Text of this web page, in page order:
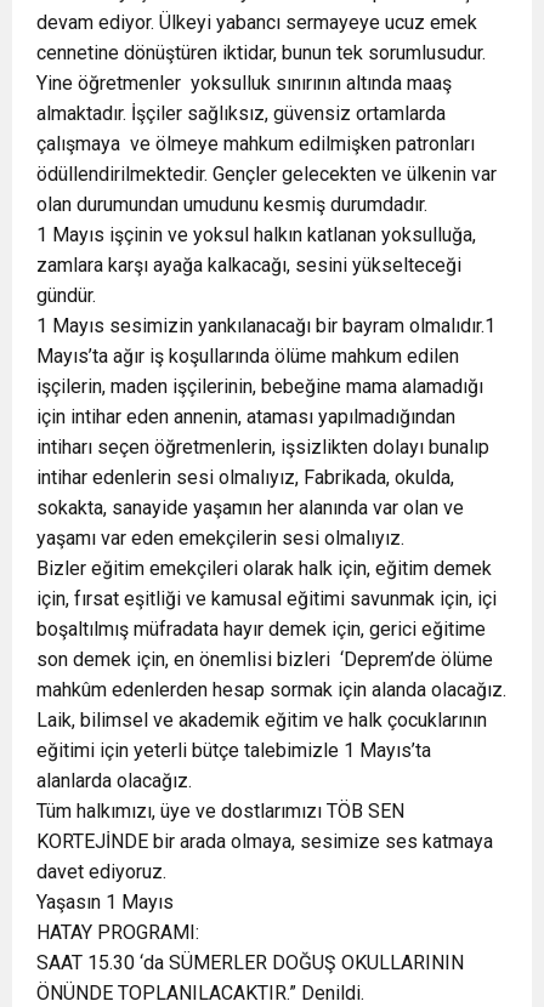
devam ediyor. Ülkeyi yabancı sermayeye ucuz emek
cennetine dönüştüren iktidar, bunun tek sorumlusudur.
Yine öğretmenler yoksulluk sınırının altında maaş
almaktadır. İşçiler sağlıksız, güvensiz ortamlarda
çalışmaya ve ölmeye mahkum edilmişken patronları
ödüllendirilmektedir. Gençler gelecekten ve ülkenin var
olan durumundan umudunu kesmiş durumdadır.
1 Mayıs işçinin ve yoksul halkın katlanan yoksulluğa,
zamlara karşı ayağa kalkacağı, sesini yükselteceği
gündür.
1 Mayıs sesimizin yankılanacağı bir bayram olmalıdır.1
Mayıs’ta ağır iş koşullarında ölüme mahkum edilen
işçilerin, maden işçilerinin, bebeğine mama alamadığı
için intihar eden annenin, ataması yapılmadığından
intiharı seçen öğretmenlerin, işsizlikten dolayı bunalıp
intihar edenlerin sesi olmalıyız, Fabrikada, okulda,
sokakta, sanayide yaşamın her alanında var olan ve
yaşamı var eden emekçilerin sesi olmalıyız.
Bizler eğitim emekçileri olarak halk için, eğitim demek
için, fırsat eşitliği ve kamusal eğitimi savunmak için, içi
boşaltılmış müfradata hayır demek için, gerici eğitime
son demek için, en önemlisi bizleri ‘Deprem’de ölüme
mahkûm edenlerden hesap sormak için alanda olacağız.
Laik, bilimsel ve akademik eğitim ve halk çocuklarının
eğitimi için yeterli bütçe talebimizle 1 Mayıs’ta
alanlarda olacağız.
Tüm halkımızı, üye ve dostlarımızı TÖB SEN
KORTEJİNDE bir arada olmaya, sesimize ses katmaya
davet ediyoruz.
Yaşasın 1 Mayıs
HATAY PROGRAMI:
SAAT 15.30 ‘da SÜMERLER DOĞUŞ OKULLARININ
ÖNÜNDE TOPLANILACAKTIR.” Denildi.